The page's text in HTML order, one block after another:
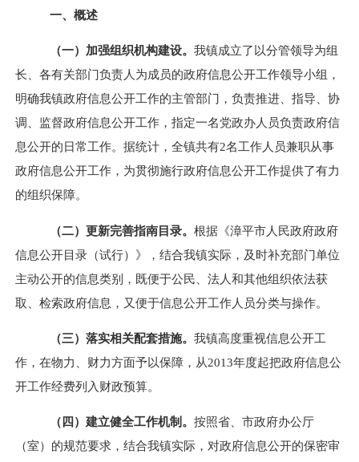
一、概述
（一）加强组织机构建设。 我镇成立了以分管领导为组
长、各有关部门负责人为成员的政府信息公开工作领导小组，
明确我镇政府信息公开工作的主管部门，负责推进、指导、协
调、监督政府信息公开工作，指定一名党政办人员负责政府信
息公开的日常工作。据统计，全镇共有2名工作人员兼职从事
政府信息公开工作，为贯彻施行政府信息公开工作提供了有力
的组织保障。
（二）更新完善指南目录。 根据《漳平市人民政府政府
信息公开目录（试行）》，结合我镇实际，及时补充部门单位
主动公开的信息类别，既便于公民、法人和其他组织依法获
取、检索政府信息，又便于信息公开工作人员分类与操作。
（三）落实相关配套措施。 我镇高度重视信息公开工
作，在物力、财力方面予以保障，从2013年度起把政府信息公
开工作经费列入财政预算。
（四）建立健全工作机制。 按照省、市政府办公厅
（室）的规范要求，结合我镇实际，对政府信息公开的保密审